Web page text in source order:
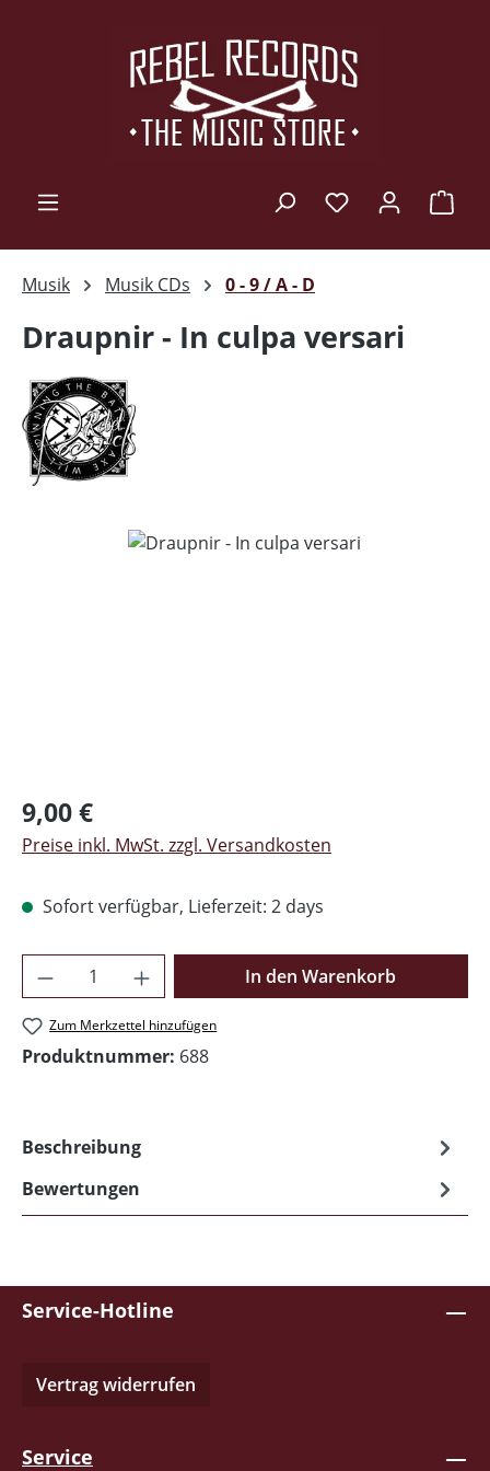
Musik Musik CDs 0 - 9 / A - D
Draupnir - In culpa versari
Bildergalerie überspringen
Regulärer Preis:
9,00 €
Preise inkl. MwSt. zzgl. Versandkosten
Sofort verfügbar, Lieferzeit: 2 days
Produkt Anzahl: Gib den gewünschten
In den Warenkorb
Zum Merkzettel hinzufügen
Produktnummer: 688
Beschreibung
Bewertungen
Service-Hotline
Vertrag widerrufen
Service